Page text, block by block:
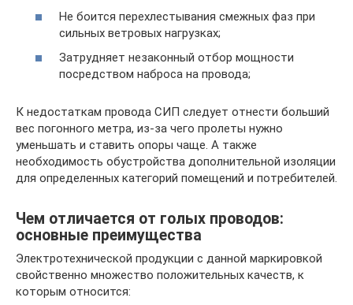
Не боится перехлестывания смежных фаз при
сильных ветровых нагрузках;
Затрудняет незаконный отбор мощности
посредством наброса на провода;
К недостаткам провода СИП следует отнести больший
вес погонного метра, из-за чего пролеты нужно
уменьшать и ставить опоры чаще. А также
необходимость обустройства дополнительной изоляции
для определенных категорий помещений и потребителей.
Чем отличается от голых проводов:
основные преимущества
Электротехнической продукции с данной маркировкой
свойственно множество положительных качеств, к
которым относится: